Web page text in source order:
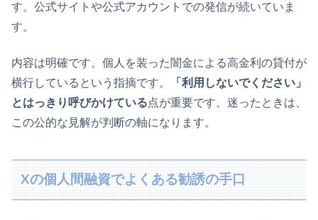
す。公式サイトや公式アカウントでの発信が続いていま
す。
内容は明確です。個人を装った闇金による高金利の貸付が
横行しているという指摘です。
「利用しないでください」
とはっきり呼びかけている点が重要です。迷ったときは、
この公的な見解が判断の軸になります。
Xの個人間融資でよくある勧誘の手口